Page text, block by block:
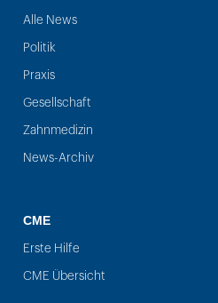
Alle News
Politik
Praxis
Gesellschaft
Zahnmedizin
News-Archiv
CME
Erste Hilfe
CME Übersicht